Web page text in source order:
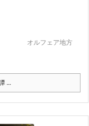
東 オルフェア地方
...